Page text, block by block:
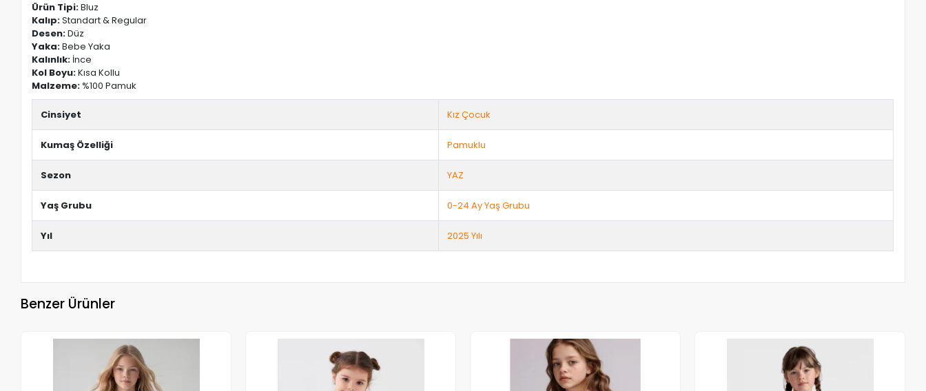
Ürün Tipi:Bluz
Kalıp:Standart & Regular
Desen:Düz
Yaka:Bebe Yaka
Kalınlık: İnce
Kol Boyu:Kısa Kollu
Malzeme: %100 Pamuk
Cinsiyet Kız Çocuk
Kumaş Özelliği Pamuklu
Sezon YAZ
Yaş Grubu 0-24 Ay Yaş Grubu
Yıl 2025 Yılı
Benzer Ürünler